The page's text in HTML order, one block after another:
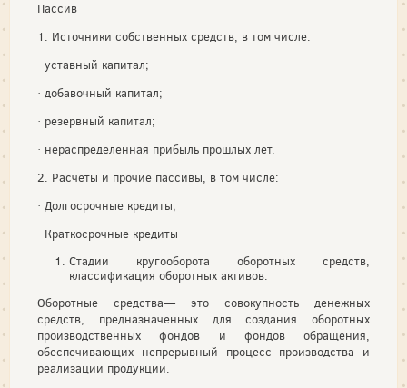
Пассив
1. Источники собственных средств, в том числе:
· уставный капитал;
· добавочный капитал;
· резервный капитал;
· нераспределенная прибыль прошлых лет.
2. Расчеты и прочие пассивы, в том числе:
· Долгосрочные кредиты;
· Краткосрочные кредиты
Стадии кругооборота оборотных средств,
классификация оборотных активов.
Оборотные средства— это совокупность денежных
средств, предназначенных для создания оборотных
производственных фондов и фондов обращения,
обеспечивающих непрерывный процесс производства и
реализации продукции.